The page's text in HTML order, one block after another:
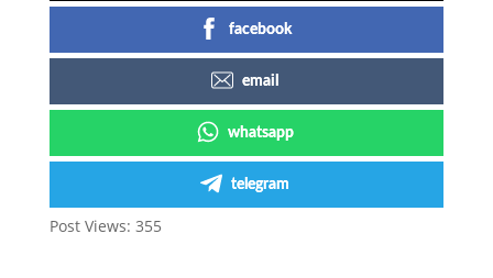
facebook
email
whatsapp
telegram
Post Views: 355